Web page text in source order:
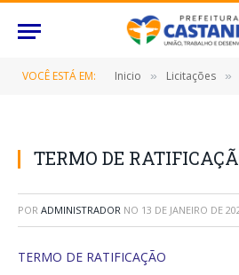
VOCÊ ESTÁ EM: Inicio » Licitações »
TERMO DE
POR ADMINISTRADOR NO 13 DE JANEIRO DE
TERMO DE RATIFICAÇÃO